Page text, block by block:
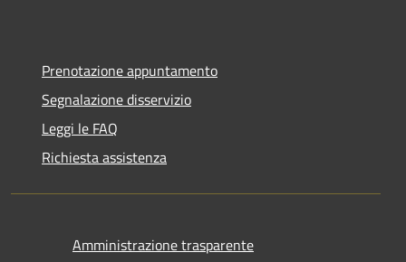
Prenotazione appuntamento
Segnalazione disservizio
Leggi le FAQ
Richiesta assistenza
Amministrazione trasparente